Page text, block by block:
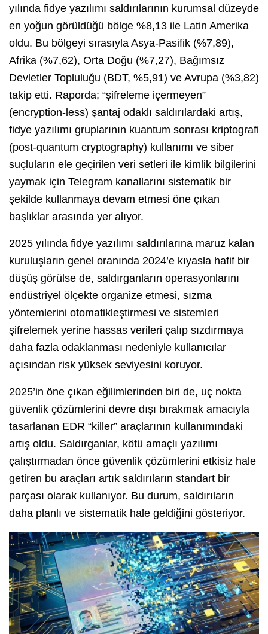
yılında fidye yazılımı saldırılarının kurumsal düzeyde
en yoğun görüldüğü bölge %8,13 ile Latin Amerika
oldu. Bu bölgeyi sırasıyla Asya-Pasifik (%7,89),
Afrika (%7,62), Orta Doğu (%7,27), Bağımsız
Devletler Topluluğu (BDT, %5,91) ve Avrupa (%3,82)
takip etti. Raporda; “şifreleme içermeyen”
(encryption-less) şantaj odaklı saldırılardaki artış,
fidye yazılımı gruplarının kuantum sonrası kriptografi
(post-quantum cryptography) kullanımı ve siber
suçluların ele geçirilen veri setleri ile kimlik bilgilerini
yaymak için Telegram kanallarını sistematik bir
şekilde kullanmaya devam etmesi öne çıkan
başlıklar arasında yer alıyor.
2025 yılında fidye yazılımı saldırılarına maruz kalan
kuruluşların genel oranında 2024’e kıyasla hafif bir
düşüş görülse de, saldırganların operasyonlarını
endüstriyel ölçekte organize etmesi, sızma
yöntemlerini otomatikleştirmesi ve sistemleri
şifrelemek yerine hassas verileri çalıp sızdırmaya
daha fazla odaklanması nedeniyle kullanıcılar
açısından risk yüksek seviyesini koruyor.
2025’in öne çıkan eğilimlerinden biri de, uç nokta
güvenlik çözümlerini devre dışı bırakmak amacıyla
tasarlanan EDR “killer” araçlarının kullanımındaki
artış oldu. Saldırganlar, kötü amaçlı yazılımı
çalıştırmadan önce güvenlik çözümlerini etkisiz hale
getiren bu araçları artık saldırıların standart bir
parçası olarak kullanıyor. Bu durum, saldırıların
daha planlı ve sistematik hale geldiğini gösteriyor.